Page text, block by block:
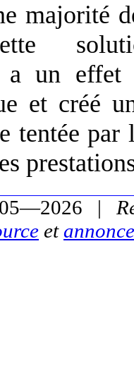
majorité
a un effet
et créé
tentée
|
et